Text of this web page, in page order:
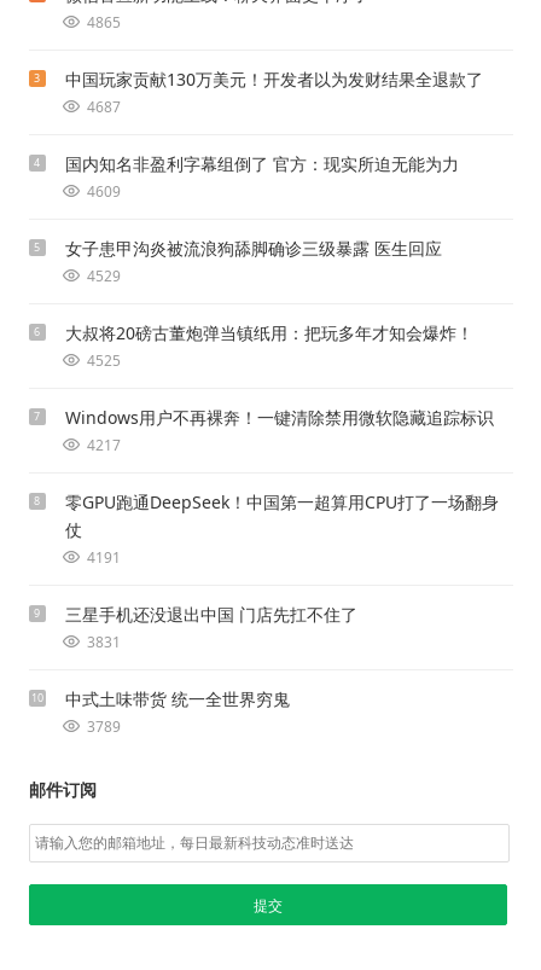
4865
3 中国玩家贡献130万美元！开发者以为发财结果全退款了
4687
4 国内知名非盈利字幕组倒了 官方：现实所迫无能为力
4609
5 女子患甲沟炎被流浪狗舔脚确诊三级暴露 医生回应
4529
6 大叔将20磅古董炮弹当镇纸用：把玩多年才知会爆炸！
4525
7 Windows用户不再裸奔！一键清除禁用微软隐藏追踪标识
4217
8
零GPU跑通DeepSeek！中国第一超算用CPU打了一场翻身
仗
4191
9 三星手机还没退出中国 门店先扛不住了
3831
10 中式土味带货 统一全世界穷鬼
3789
邮件订阅